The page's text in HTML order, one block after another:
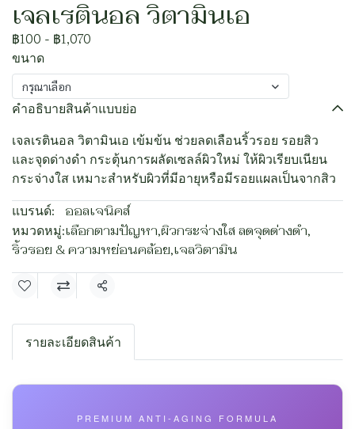
เจลเรตินอล วิตามินเอ
฿100 - ฿1,070
ขนาด
กรุณาเลือก
คำอธิบายสินค้าแบบย่อ
เจลเรตินอล วิตามินเอ เข้มข้น ช่วยลดเลือนริ้วรอย รอยสิว
และจุดด่างดำ กระตุ้นการผลัดเซลล์ผิวใหม่ ให้ผิวเรียบเนียน
กระจ่างใส เหมาะสำหรับผิวที่มีอายุหรือมีรอยแผลเป็นจากสิว
แบรนด์: ออลเจนิคส์
หมวดหมู่:เลือกตามปัญหา,ผิวกระจ่างใส ลดจุดด่างดำ,
ริ้วรอย & ความหย่อนคล้อย,เจลวิตามิน
แชร์
รายละเอียดสินค้า
PREMIUM ANTI-AGING FORMULA